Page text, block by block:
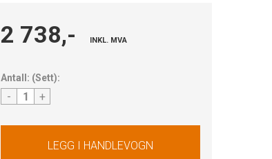
2 738,- INKL. MVA
Antall: (Sett):
- +